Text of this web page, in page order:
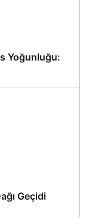
Yoğunluğu:
Geçidi